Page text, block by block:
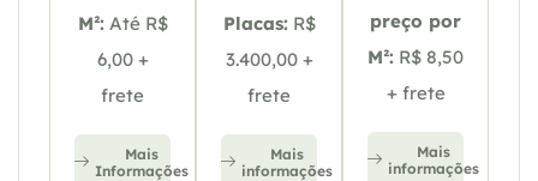
M²: Até R$
6,00 +
frete
Mais
Informações
Placas: R$
3.400,00 +
frete
Mais
informações
preço por
M²: R$ 8,50
+ frete
Mais
informações